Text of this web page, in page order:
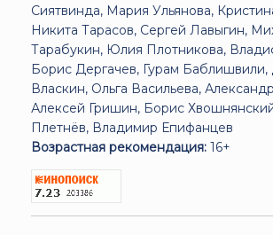
Сиятвинда, Мария Ульянова,
Никита Тарасов, Сергей Лавыгин,
Тарабукин, Юлия Плотникова,
Борис Дергачев, Гурам
Власкин, Ольга Васильева,
Алексей Гришин, Борис
Плетнёв, Владимир Епифанцев
Возрастная рекомендация: 16+